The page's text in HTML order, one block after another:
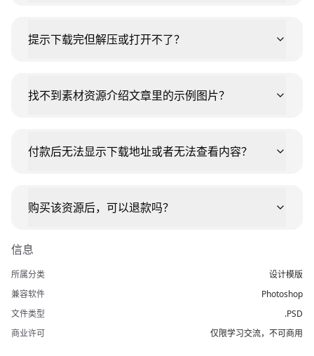
提示下载完但解压或打开不了？
找不到素材资源介绍文章里的示例图片？
付款后无法显示下载地址或者无法查看内容？
购买该资源后，可以退款吗？
信息
所属分类
设计模版
兼容软件
Photoshop
文件类型
.PSD
商业许可
仅限学习交流，不可商用